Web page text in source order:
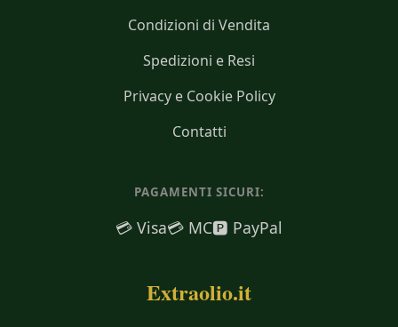
Condizioni di Vendita
Spedizioni e Resi
Privacy e Cookie Policy
Contatti
PAGAMENTI SICURI:
💳 Visa💳 MC🅿️ PayPal
Extraolio.it